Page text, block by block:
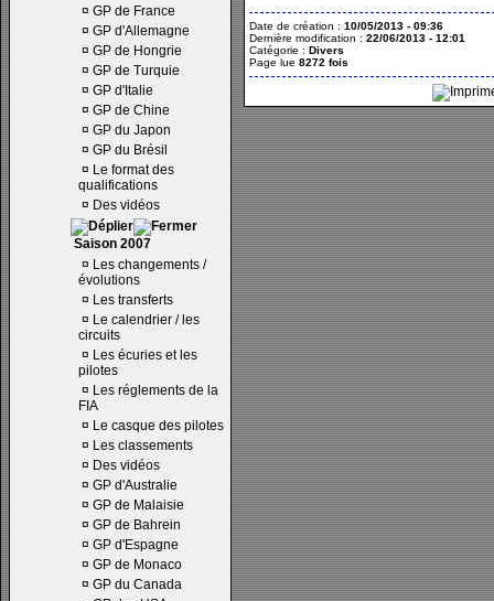
¤ GP de France
¤ GP d'Allemagne
¤ GP de Hongrie
¤ GP de Turquie
¤ GP d'Italie
¤ GP de Chine
¤ GP du Japon
¤ GP du Brésil
¤ Le format des
qualifications
¤ Des vidéos
Saison 2007
¤ Les changements /
évolutions
¤ Les transferts
¤ Le calendrier / les
circuits
¤ Les écuries et les
pilotes
¤ Les réglements de la
FIA
¤ Le casque des pilotes
¤ Les classements
¤ Des vidéos
¤ GP d'Australie
¤ GP de Malaisie
¤ GP de Bahrein
¤ GP d'Espagne
¤ GP de Monaco
¤ GP du Canada
Date de création : 10/05/2013 - 09:36
Dernière modification : 22/06/2013 - 12:01
Catégorie : Divers
Page lue 8272 fois